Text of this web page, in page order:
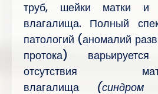
труб, шейки матки и
влагалища. Полный
патологий (аномалий
протока)
отсутствия
влагалища (синдром